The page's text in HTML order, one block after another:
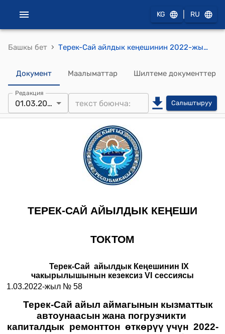
KG RU
Башкы бет › Терек-Сай айлдык кеңешинин 2022-жылдын 1-мартындагы № 58 "Терек-Сай айыл аймагынын кызматтык автоунаасын жана погрузчикти капиталдык ремонттон өткөрүү үчүн 2022-жылга каралган соц.пакеттин эсебинен акча каражатын бөлүштүрүү жөнүндө" токтому
Документ Маалыматтар Шилтеме документтер
Редакция
01.03.2022 Салыштыруу